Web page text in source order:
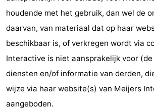
Monumenten
-
Uitkijkpunten
Attracties
-
Boerderijen
-
Speeltuinen
-
houdende met het gebruik, dan wel de
daarvan, van materiaal dat op haar
beschikbaar is, of verkregen wordt via
Interactive is niet aansprakelijk voor (de
diensten en/of informatie van derden,
wijze via haar website(s) van Meijers
aangeboden.